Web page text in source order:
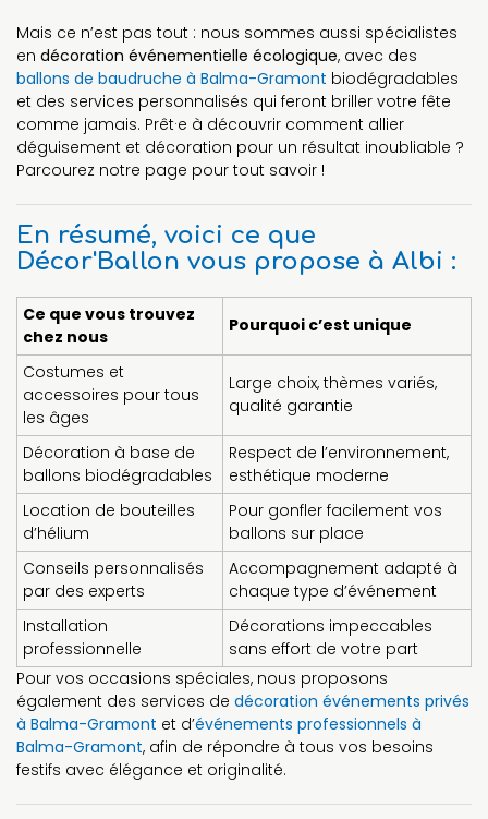
Mais ce n’est pas tout : nous sommes aussi spécialistes
en décoration événementielle écologique, avec des
ballons de baudruche à Balma-Gramont biodégradables
et des services personnalisés qui feront briller votre fête
comme jamais. Prêt·e à découvrir comment allier
déguisement et décoration pour un résultat inoubliable ?
Parcourez notre page pour tout savoir !
En résumé, voici ce que
Décor'Ballon vous propose à Albi :
Ce que vous trouvez
chez nous
Pourquoi c’est unique
Costumes et
accessoires pour tous
les âges
Large choix, thèmes variés,
qualité garantie
Décoration à base de
ballons biodégradables
Respect de l’environnement,
esthétique moderne
Location de bouteilles
d’hélium
Pour gonfler facilement vos
ballons sur place
Conseils personnalisés
par des experts
Accompagnement adapté à
chaque type d’événement
Installation
professionnelle
Décorations impeccables
sans effort de votre part
Pour vos occasions spéciales, nous proposons
également des services de décoration événements privés
à Balma-Gramont et d’événements professionnels à
Balma-Gramont, afin de répondre à tous vos besoins
festifs avec élégance et originalité.